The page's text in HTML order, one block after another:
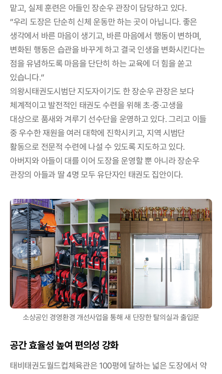
맡고, 실제 훈련은 아들인 장순우 관장이 담당하고 있다.
“우리 도장은 단순히 신체 운동만 하는 곳이 아닙니다. 좋은
생각에서 바른 마음이 생기고, 바른 마음에서 행동이 변하며,
변화된 행동은 습관을 바꾸게 하고 결국 인생을 변화시킨다는
점을 유념하도록 마음을 단단히 하는 교육에 더 힘을 쏟고
있습니다.”
의왕시태권도시범단 지도자이기도 한 장순우 관장은 보다
체계적이고 발전적인 태권도 수련을 위해 초·중·고생을
대상으로 품새와 겨루기 선수단을 운영하고 있다. 그리고 이들
중 우수한 재원을 여러 대학에 진학시키고, 지역 시범단
활동으로 전문적 수련에 나설 수 있도록 지도하고 있다.
아버지와 아들이 대를 이어 도장을 운영할 뿐 아니라 장순우
관장의 아들과 딸 4명 모두 유단자인 태권도 집안이다.
소상공인 경영환경 개선사업을 통해 새 단장한 탈의실과 출입문
공간 효율성 높여 편의성 강화
태비태권도월드컵체육관은 100평에 달하는 넓은 도장에서 약